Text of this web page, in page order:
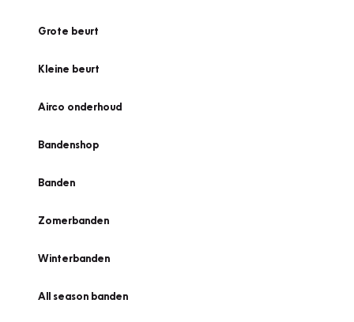
Grote beurt
Kleine beurt
Airco onderhoud
Bandenshop
Banden
Zomerbanden
Winterbanden
All season banden